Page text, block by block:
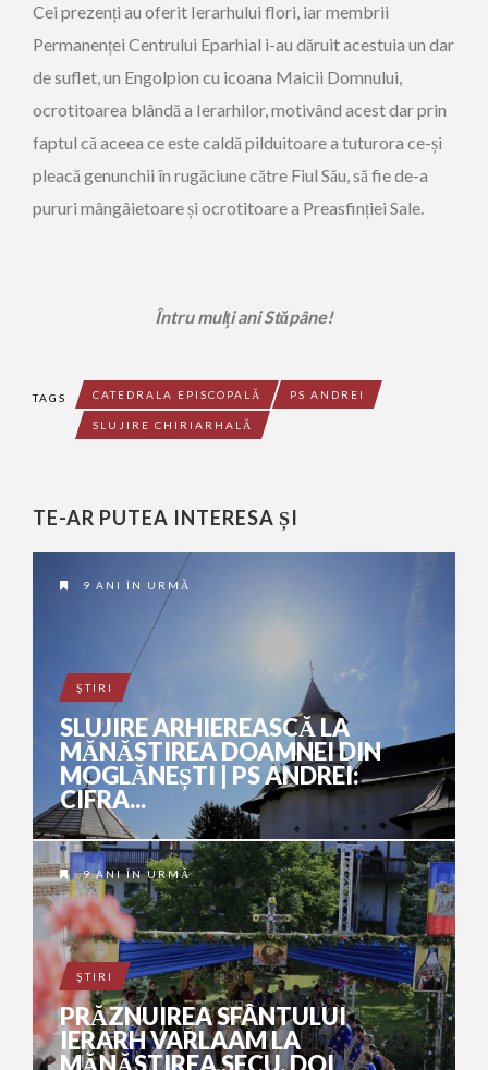
Cei prezenți au oferit Ierarhului flori, iar membrii
Permanenței Centrului Eparhial i-au dăruit acestuia un dar
de suflet, un Engolpion cu icoana Maicii Domnului,
ocrotitoarea blândă a Ierarhilor, motivând acest dar prin
faptul că aceea ce este caldă pilduitoare a tuturora ce-și
pleacă genunchii în rugăciune către Fiul Său, să fie de-a
pururi mângâietoare și ocrotitoare a Preasfinției Sale.
Întru mulți ani Stăpâne!
TAGS CATEDRALA EPISCOPALĂ PS ANDREI
SLUJIRE CHIRIARHALĂ
TE-AR PUTEA INTERESA ȘI
9 ANI ÎN URMĂ
ŞTIRI
SLUJIRE ARHIEREASCĂ LA
MĂNĂSTIREA DOAMNEI DIN
MOGLĂNEȘTI | PS ANDREI:
CIFRA...
9 ANI ÎN URMĂ
ŞTIRI
PRĂZNUIREA SFÂNTULUI
IERARH VARLAAM LA
MĂNĂSTIREA SECU. DOI